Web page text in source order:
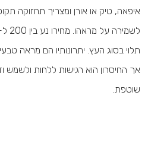
איפאה, טיק או אורן ומצריך תחזוקה
תלוי בסוג העץ. יתרונותיו הם מראה
אך החיסרון הוא רגישות ללחות ולשמש
שוטפת.